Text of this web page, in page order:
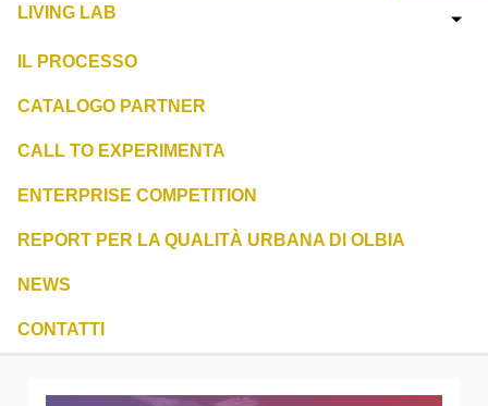
LIVING LAB
IL PROCESSO
CATALOGO PARTNER
CALL TO EXPERIMENTA
ENTERPRISE COMPETITION
REPORT PER LA QUALITÀ URBANA DI OLBIA
NEWS
CONTATTI